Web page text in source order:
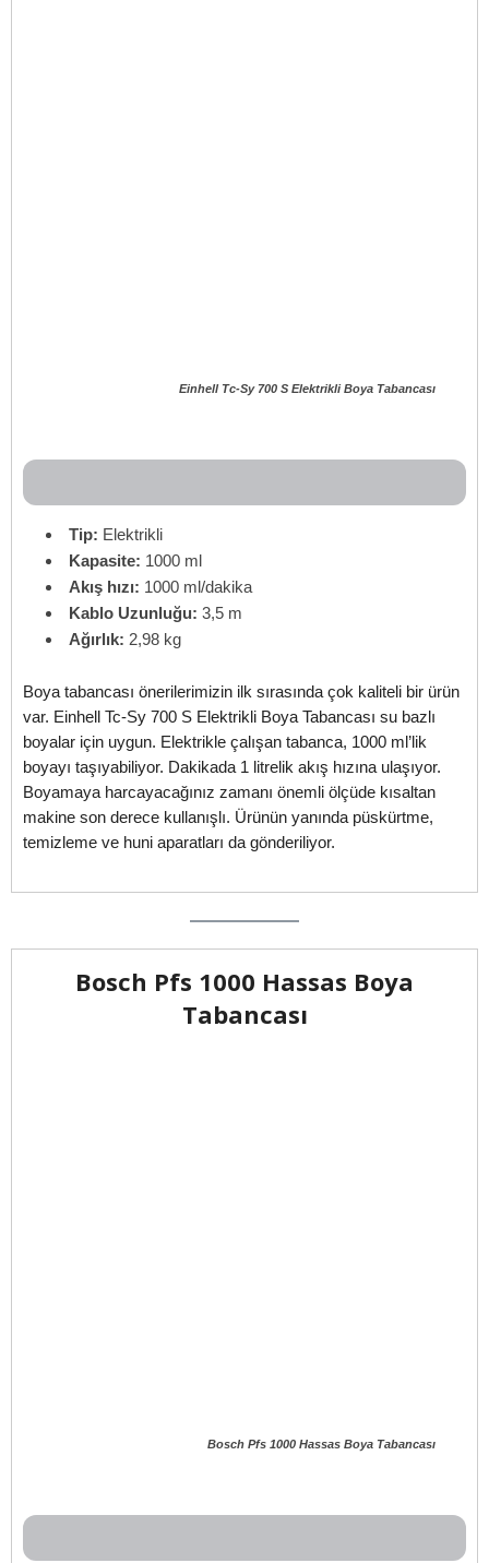
Einhell Tc-Sy 700 S Elektrikli Boya Tabancası
Tip: Elektrikli
Kapasite: 1000 ml
Akış hızı: 1000 ml/dakika
Kablo Uzunluğu: 3,5 m
Ağırlık: 2,98 kg
Boya tabancası önerilerimizin ilk sırasında çok kaliteli bir ürün
var. Einhell Tc-Sy 700 S Elektrikli Boya Tabancası su bazlı
boyalar için uygun. Elektrikle çalışan tabanca, 1000 ml’lik
boyayı taşıyabiliyor. Dakikada 1 litrelik akış hızına ulaşıyor.
Boyamaya harcayacağınız zamanı önemli ölçüde kısaltan
makine son derece kullanışlı. Ürünün yanında püskürtme,
temizleme ve huni aparatları da gönderiliyor.
Bosch Pfs 1000 Hassas Boya
Tabancası
Bosch Pfs 1000 Hassas Boya Tabancası